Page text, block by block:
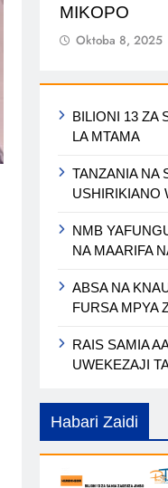
MIKOPO
Oktoba 8, 2025
BILIONI 13 ZA
LA MTAMA
TANZANIA NA
USHIRIKIANO
NMB
NA MAARIFA
ABSA NA
FURSA MPYA
RAIS SAMIA
UWEKEZAJI
Habari Zaidi